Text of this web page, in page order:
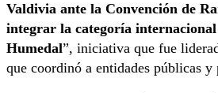
Valdivia ante la Convención de
integrar la categoría
Humedal”, iniciativa que fue
que coordinó a entidades públicas y